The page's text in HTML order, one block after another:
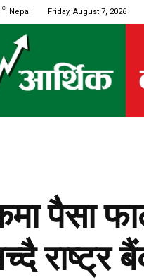
C Nepal Friday, August 7, 2026
पैसा
राष्ट्र